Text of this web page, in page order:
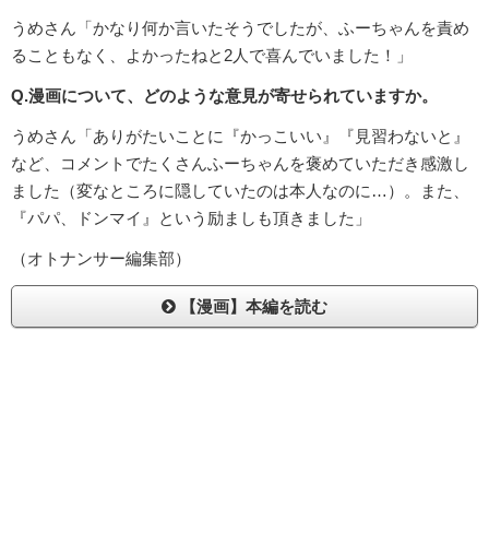
うめさん「かなり何か言いたそうでしたが、ふーちゃんを責め
ることもなく、よかったねと2人で喜んでいました！」
Q.漫画について、どのような意見が寄せられていますか。
うめさん「ありがたいことに『かっこいい』『見習わないと』
など、コメントでたくさんふーちゃんを褒めていただき感激し
ました（変なところに隠していたのは本人なのに…）。また、
『パパ、ドンマイ』という励ましも頂きました」
（オトナンサー編集部）
【漫画】本編を読む